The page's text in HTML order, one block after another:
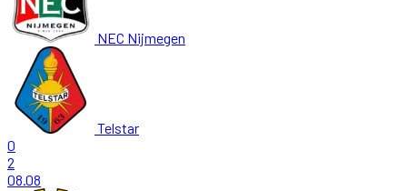
NEC Nijmegen
Telstar
0
2
08.08